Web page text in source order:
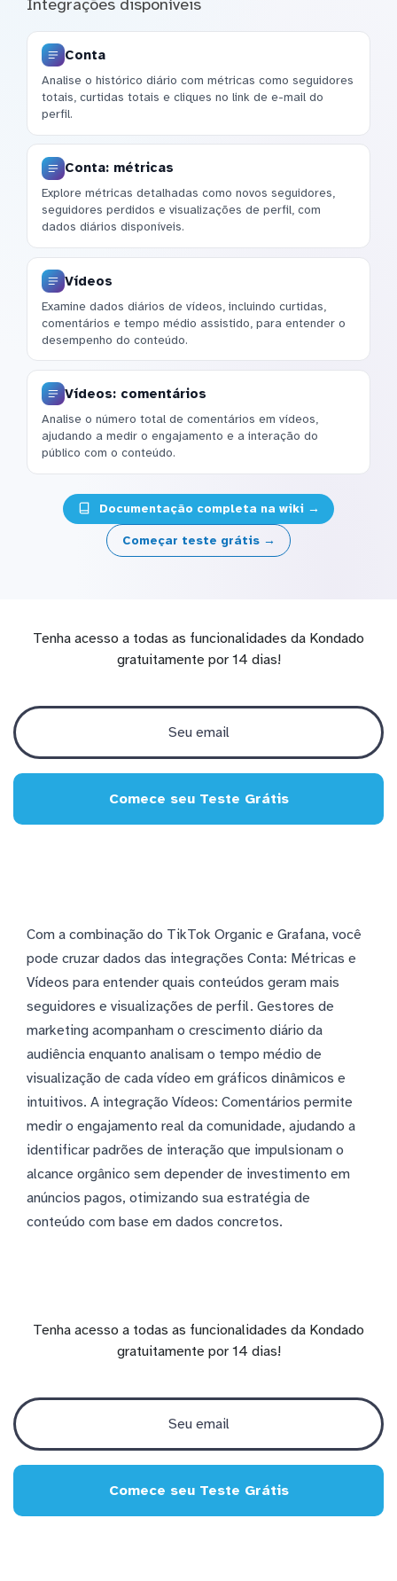
Integrações disponíveis
Conta
Analise o histórico diário com métricas como seguidores
totais, curtidas totais e cliques no link de e-mail do
perfil.
Conta: métricas
Explore métricas detalhadas como novos seguidores,
seguidores perdidos e visualizações de perfil, com
dados diários disponíveis.
Vídeos
Examine dados diários de vídeos, incluindo curtidas,
comentários e tempo médio assistido, para entender o
desempenho do conteúdo.
Vídeos: comentários
Analise o número total de comentários em vídeos,
ajudando a medir o engajamento e a interação do
público com o conteúdo.
Documentação completa na wiki →
Começar teste grátis →
Tenha acesso a todas as funcionalidades da Kondado
gratuitamente por 14 dias!
Comece seu Teste Grátis
Com a combinação do TikTok Organic e Grafana, você
pode cruzar dados das integrações Conta: Métricas e
Vídeos para entender quais conteúdos geram mais
seguidores e visualizações de perfil. Gestores de
marketing acompanham o crescimento diário da
audiência enquanto analisam o tempo médio de
visualização de cada vídeo em gráficos dinâmicos e
intuitivos. A integração Vídeos: Comentários permite
medir o engajamento real da comunidade, ajudando a
identificar padrões de interação que impulsionam o
alcance orgânico sem depender de investimento em
anúncios pagos, otimizando sua estratégia de
conteúdo com base em dados concretos.
Tenha acesso a todas as funcionalidades da Kondado
gratuitamente por 14 dias!
Comece seu Teste Grátis